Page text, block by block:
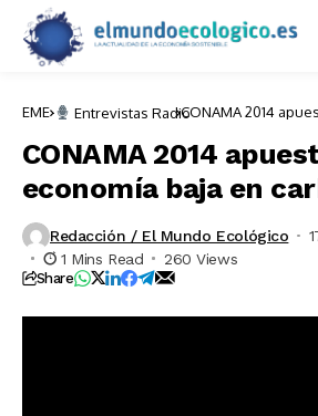
EME Entrevistas RadioCONAMA 2014
CONAMA 2014
economía baja en
Redacción / El Mundo Ecológico
1 Mins Read
260 Views
Share